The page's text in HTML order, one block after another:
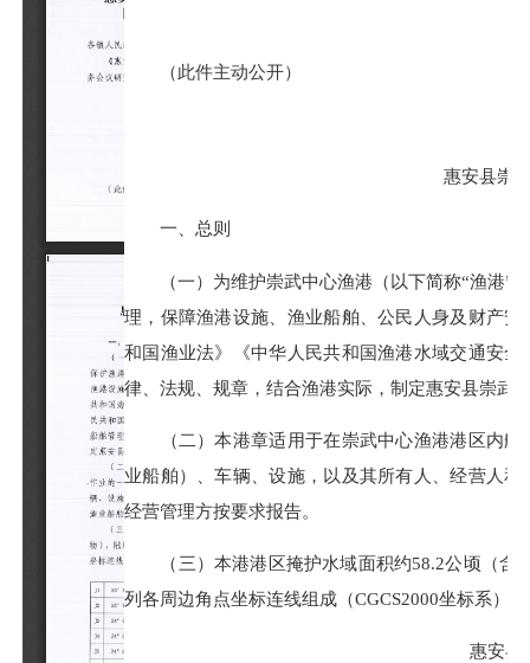
（此件主动公开）
惠安县崇武
一、总则
（一）为维护崇武中心渔港（以下简称“渔港”
理，保障渔港设施、渔业船舶、公民人身及财产
和国渔业法》《中华人民共和国渔港水域交通安
律、法规、规章，结合渔港实际，制定惠安县崇武
（二）本港章适用于在崇武中心渔港港区内航
业船舶）、车辆、设施，以及其所有人、经营人
经营管理方按要求报告。
（三）本港港区掩护水域面积约58.2公顷（含
列各周边角点坐标连线组成（CGCS2000坐标系）。
惠安县崇